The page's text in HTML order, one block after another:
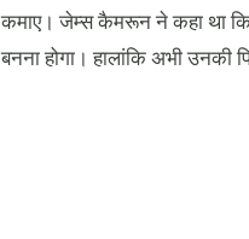
कमाए। जेम्स कैमरून ने कहा था कि
बनना होगा। हालांकि अभी उनकी